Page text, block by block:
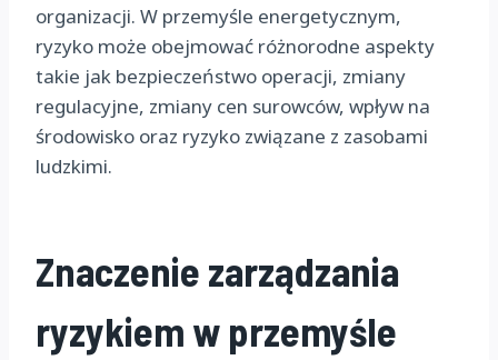
organizacji. W przemyśle energetycznym,
ryzyko może obejmować różnorodne aspekty
takie jak bezpieczeństwo operacji, zmiany
regulacyjne, zmiany cen surowców, wpływ na
środowisko oraz ryzyko związane z zasobami
ludzkimi.
Znaczenie zarządzania
ryzykiem w przemyśle